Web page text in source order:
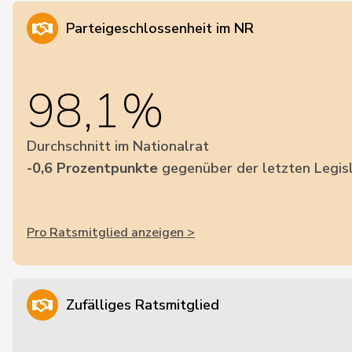
Parteigeschlossenheit im NR
98,1%
Durchschnitt im Nationalrat
-0,6 Prozentpunkte gegenüber der letzten
Pro Ratsmitglied anzeigen >
Zufälliges Ratsmitglied